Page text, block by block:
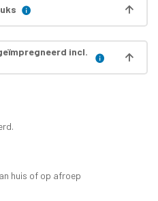
incl.
huis of op afroep